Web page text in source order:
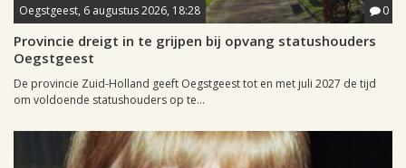
Oegstgeest, 6 augustus 2026, 18:28 0
Provincie dreigt in te grijpen bij opvang statushouders
Oegstgeest
De provincie Zuid-Holland geeft Oegstgeest tot en met juli 2027 de tijd
om voldoende statushouders op te...